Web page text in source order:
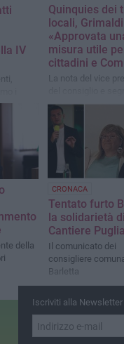
IV
Quinquies dei
locali,
«Approvata
misura utile
cittadini e
La nota del vice
provinciale della
della
CRONACA
Tentato furto
la solidarietà di
Cantiere Puglia
Il comunicato dei
consigliere
Barletta
Iscriviti alla Newsletter